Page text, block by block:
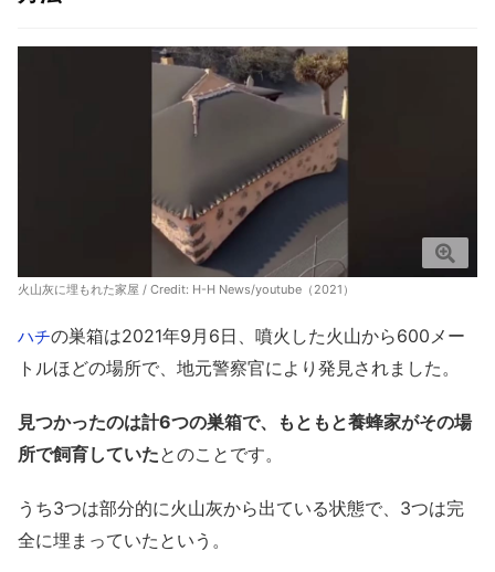
火山灰に埋もれた家屋 / Credit: H-H News/youtube（2021）
ハチの巣箱は2021年9月6日、噴火した火山から600メー
トルほどの場所で、地元警察官により発見されました。
見つかったのは計6つの巣箱で、もともと養蜂家がその場
所で飼育していたとのことです。
うち3つは部分的に火山灰から出ている状態で、3つは完
全に埋まっていたという。